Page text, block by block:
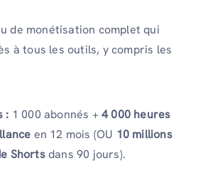
de monétisation complet qui
à tous les outils, y compris les
: 1 000 abonnés +4 000 heures
en 12 mois (OU 10 millions
Shortsdans 90 jours).